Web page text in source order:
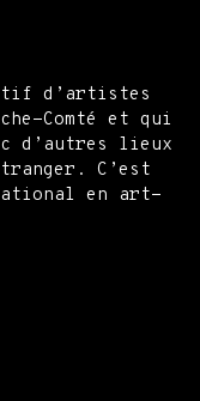
d’artistes
Comté et qui
d’autres lieux
C’est
en art-